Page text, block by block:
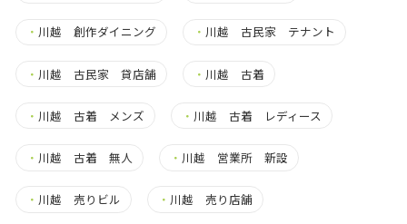
・ 川越 創作ダイニング ・ 川越 古民家 テナント
・ 川越 古民家 貸店舗 ・ 川越 古着
・ 川越 古着 メンズ ・ 川越 古着 レディース
・ 川越 古着 無人 ・ 川越 営業所 新設
・ 川越 売りビル ・ 川越 売り店舗